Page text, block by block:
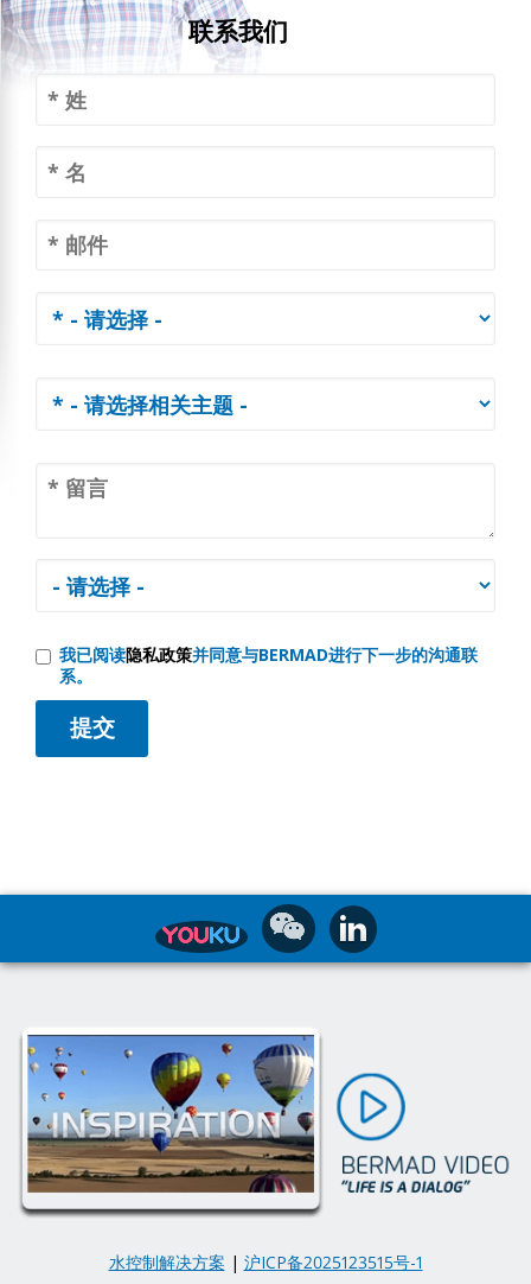
联系我们
我已阅读隐私政策并同意与BERMAD进行下一步的沟通联
系。
水控制解决方案 | 沪ICP备2025123515号-1